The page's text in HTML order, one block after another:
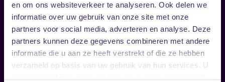
en om ons websiteverkeer te analyseren. Ook delen we
informatie over uw gebruik van onze site met onze
partners voor social media, adverteren en analyse. Deze
partners kunnen deze gegevens combineren met andere
informatie die u aan ze heeft verstrekt of die ze hebben
verzameld op basis van uw gebruik van hun services. U
Sitemap
Home
Vrijwilligers
Verhuur
Disclaimer
Toegankelijkheid
Privacy & cookies
Follow